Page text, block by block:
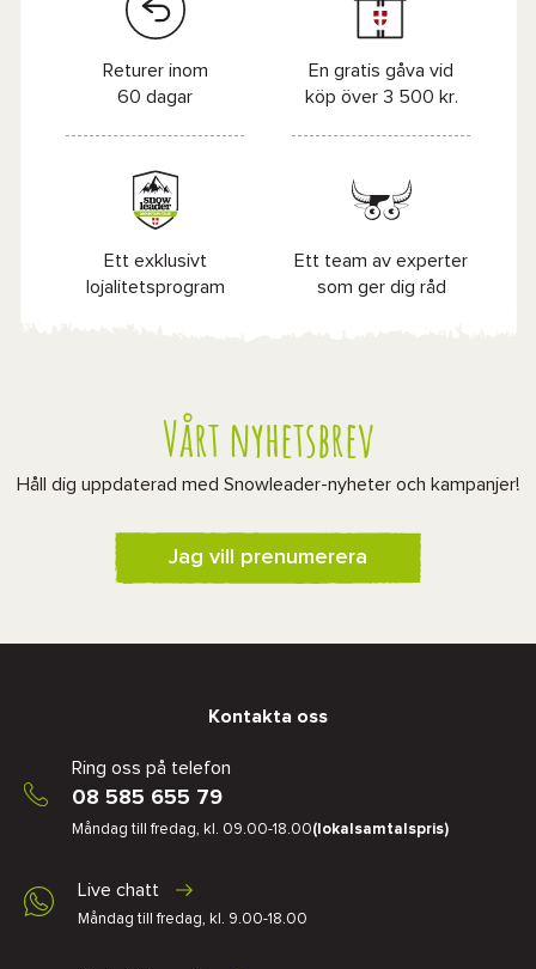
Returer inom
60 dagar
En gratis gåva vid
köp över 3 500 kr.
Ett exklusivt
lojalitetsprogram
Ett team av experter
som ger dig råd
Vårt nyhetsbrev
Håll dig uppdaterad med Snowleader-nyheter och kampanjer!
Jag vill prenumerera
Kontakta oss
Ring oss på telefon
08 585 655 79
Måndag till fredag, kl. 09.00-18.00(lokalsamtalspris)
Live chatt
Måndag till fredag, kl. 9.00-18.00